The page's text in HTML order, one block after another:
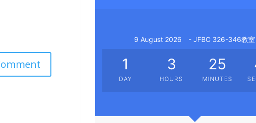
9 August 2026 - JFBC 326-346教室
1
DAY
3
HOURS
25
MINUTES